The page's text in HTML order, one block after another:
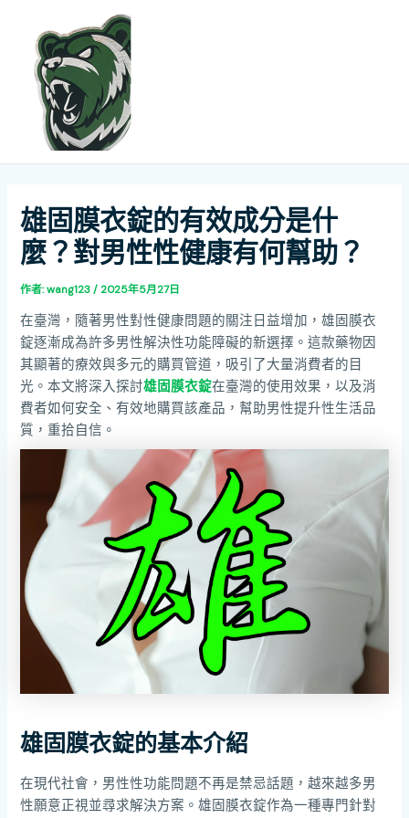
雄固膜衣錠的有效成分是什
麼？對男性性健康有何幫助？
作者:wang123/2025年5月27日
在臺灣，隨著男性對性健康問題的關注日益增加，雄固膜衣
錠逐漸成為許多男性解決性功能障礙的新選擇。這款藥物因
其顯著的療效與多元的購買管道，吸引了大量消費者的目
光。本文將深入探討雄固膜衣錠在臺灣的使用效果，以及消
費者如何安全、有效地購買該產品，幫助男性提升性生活品
質，重拾自信。
雄固膜衣錠的基本介紹
在現代社會，男性性功能問題不再是禁忌話題，越來越多男
性願意正視並尋求解決方案。雄固膜衣錠作為一種專門針對
navigation